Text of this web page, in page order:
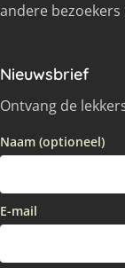
andere
Nieuwsbrief
Ontvang de
Naam (optioneel)
E-mail